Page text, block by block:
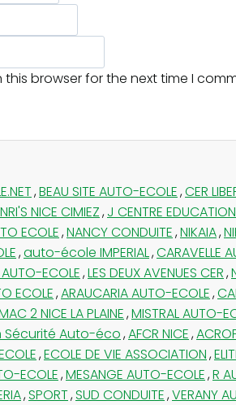
browser for the next time I
,BEAU SITE AUTO-ECOLE,CER
NICE CIMIEZ,J CENTRE
ECOLE,NANCY CONDUITE,NIKAIA,
,auto-école IMPERIAL,CARAVELLE
ECOLE,LES DEUX AVENUES CER,
ECOLE,ARAUCARIA AUTO-ECOLE,
2 NICE LA PLAINE,MISTRAL AUTO-
Sécurité Auto-éco,AFCR NICE,
,ECOLE DE VIE ASSOCIATION,
ECOLE,MESANGE AUTO-ECOLE,R
,SPORT,SUD CONDUITE,VERANY